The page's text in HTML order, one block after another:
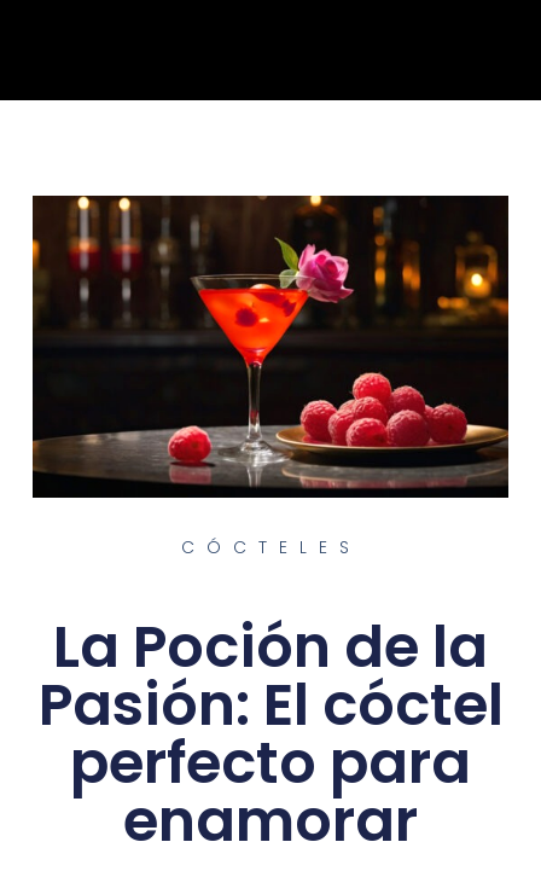
CÓCTELES
La Poción de la
Pasión: El cóctel
perfecto para
enamorar